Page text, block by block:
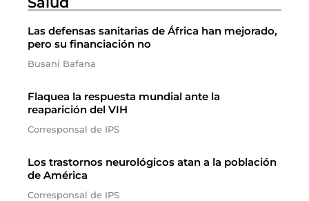
Las defensas sanitarias de África han mejorado,
pero su financiación no
Busani Bafana
Flaquea la respuesta mundial ante la
reaparición del VIH
Corresponsal de IPS
Los trastornos neurológicos atan a la población
de América
Corresponsal de IPS